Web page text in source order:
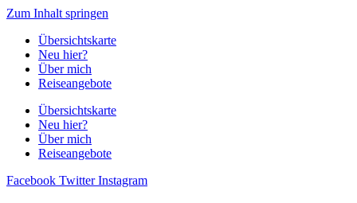
Zum Inhalt springen
Übersichtskarte
Neu hier?
Über mich
Reiseangebote
Übersichtskarte
Neu hier?
Über mich
Reiseangebote
Facebook Twitter Instagram